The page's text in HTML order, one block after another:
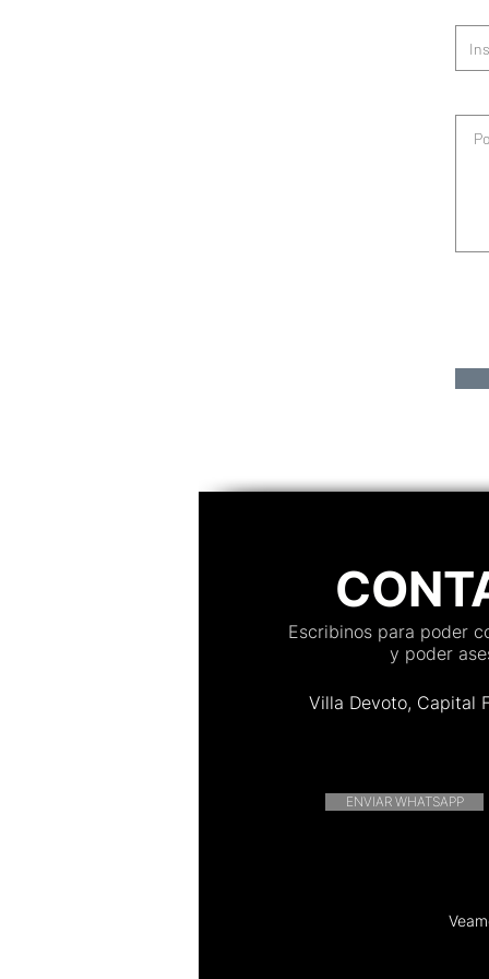
Escribinos para poder
y poder
Villa Devoto, Capital
ENVIAR WHATSAPP